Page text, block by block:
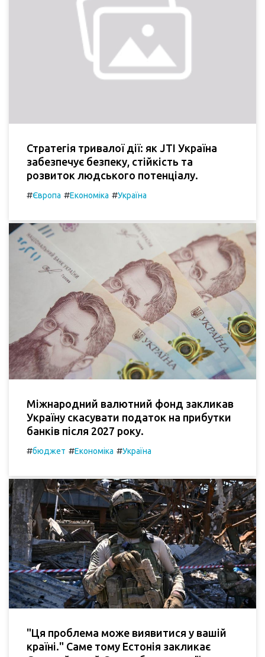
Стратегія тривалої дії: як JTI Україна
забезпечує безпеку, стійкість та
розвиток людського потенціалу.
#Європа #Економіка #Україна
Міжнародний валютний фонд закликав
Україну скасувати податок на прибутки
банків після 2027 року.
#бюджет #Економіка #Україна
"Ця проблема може виявитися у вашій
країні." Саме тому Естонія закликає